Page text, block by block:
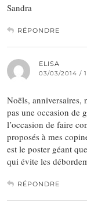
Sandra
RÉPONDRE
ELISA
03/03/2014 /
Noëls, anniversaires,
pas une occasion de
l’occasion de faire
proposés à mes
est le poster géant
qui évite les
RÉPONDRE